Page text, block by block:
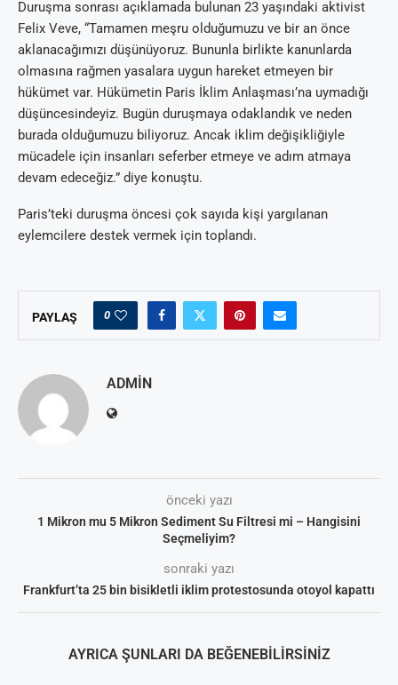
Duruşma sonrası açıklamada bulunan 23 yaşındaki aktivist
Felix Veve, “Tamamen meşru olduğumuzu ve bir an önce
aklanacağımızı düşünüyoruz. Bununla birlikte kanunlarda
olmasına rağmen yasalara uygun hareket etmeyen bir
hükümet var. Hükümetin Paris İklim Anlaşması’na uymadığı
düşüncesindeyiz. Bugün duruşmaya odaklandık ve neden
burada olduğumuzu biliyoruz. Ancak iklim değişikliğiyle
mücadele için insanları seferber etmeye ve adım atmaya
devam edeceğiz.” diye konuştu.
Paris’teki duruşma öncesi çok sayıda kişi yargılanan
eylemcilere destek vermek için toplandı.
PAYLAŞ 0
ADMIN
önceki yazı
1 Mikron mu 5 Mikron Sediment Su Filtresi mi – Hangisini
Seçmeliyim?
sonraki yazı
Frankfurt’ta 25 bin bisikletli iklim protestosunda otoyol kapattı
AYRICA ŞUNLARI DA BEĞENEBILIRSINIZ